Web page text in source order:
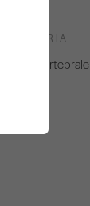
vertebrale